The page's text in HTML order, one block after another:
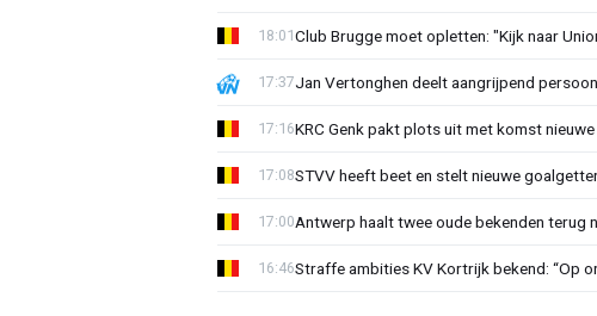
Club Brugge moet opletten: "Kijk naar
18:01
Jan Vertonghen deelt aangrijpend
17:37
KRC Genk pakt plots uit met komst
17:16
STVV heeft beet en stelt nieuwe
17:08
Antwerp haalt twee oude bekenden terug
17:00
Straffe ambities KV Kortrijk bekend: “Op
16:46